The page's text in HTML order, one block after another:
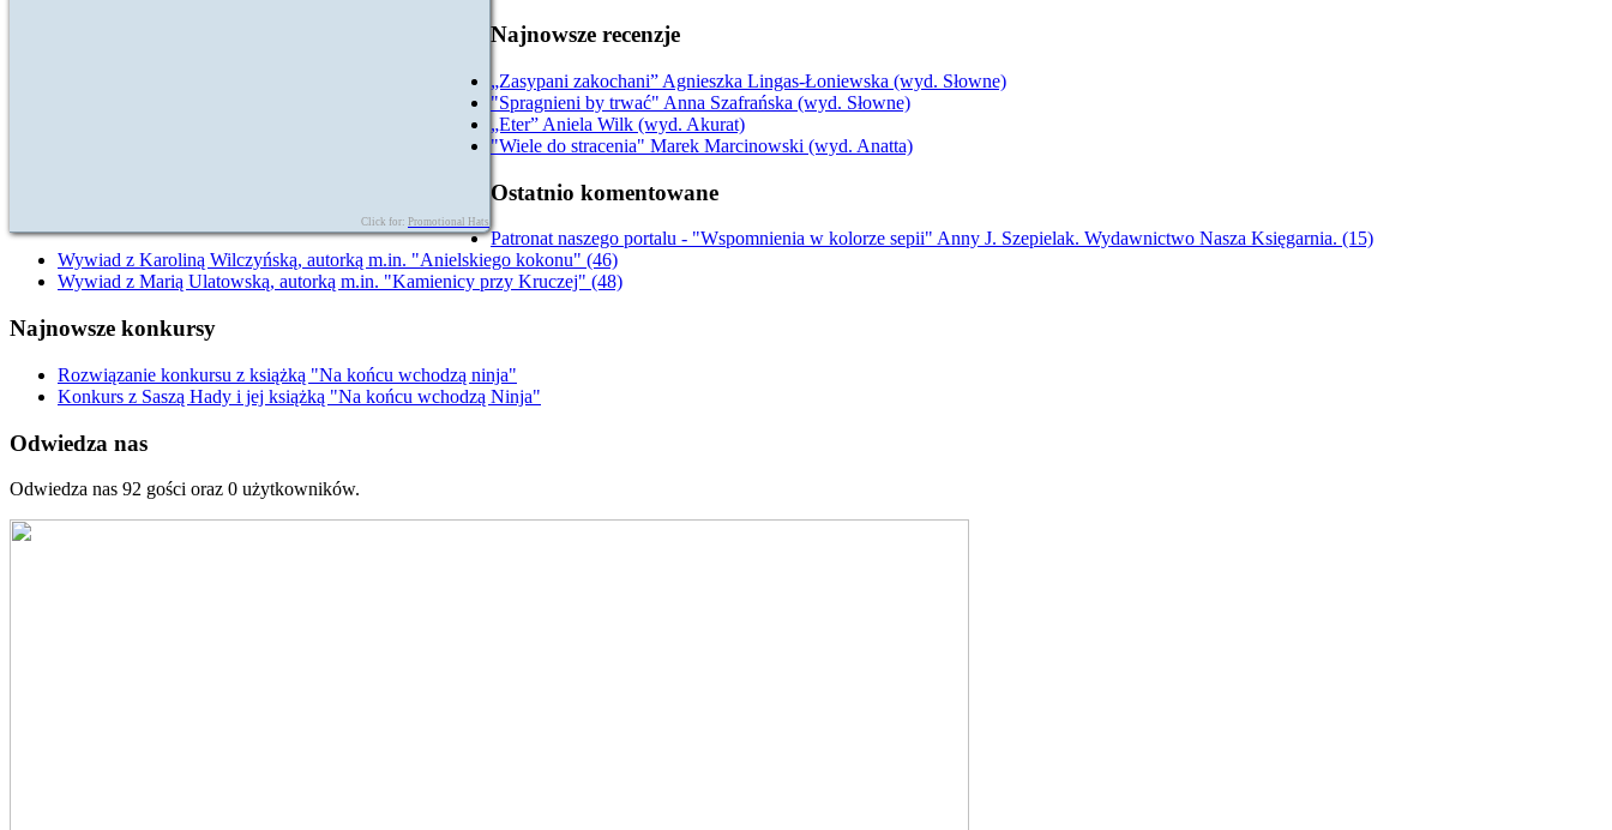
Click for: Promotional Hats
Najnowsze recenzje
„Zasypani zakochani” Agnieszka Lingas-Łoniewska (wyd. Słowne)
"Spragnieni by trwać" Anna Szafrańska (wyd. Słowne)
„Eter” Aniela Wilk (wyd. Akurat)
"Wiele do stracenia" Marek Marcinowski (wyd. Anatta)
Ostatnio komentowane
Patronat naszego portalu - "Wspomnienia w kolorze sepii" Anny J. Szepielak. Wydawnictwo Nasza Księgarnia. (15)
Wywiad z Karoliną Wilczyńską, autorką m.in. "Anielskiego kokonu" (46)
Wywiad z Marią Ulatowską, autorką m.in. "Kamienicy przy Kruczej" (48)
Najnowsze konkursy
Rozwiązanie konkursu z książką "Na końcu wchodzą ninja"
Konkurs z Saszą Hady i jej książką "Na końcu wchodzą Ninja"
Odwiedza nas
Odwiedza nas 92 gości oraz 0 użytkowników.